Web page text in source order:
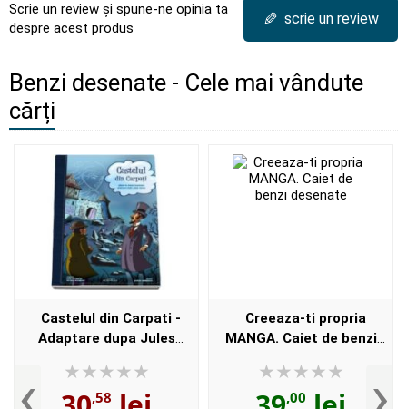
Scrie un review și spune-ne opinia ta
despre acest produs
✎ scrie un review
Benzi desenate - Cele mai vândute
cărți
Castelul din Carpati -
Adaptare dupa Jules
,58
Creeaza-ti propria
MANGA. Caiet de benzi
,00